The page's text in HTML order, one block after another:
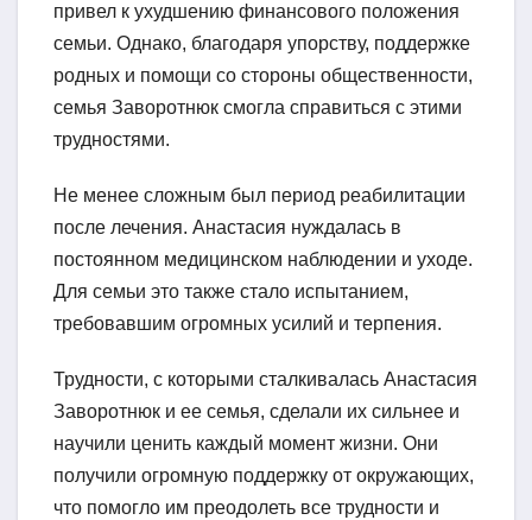
привел к ухудшению финансового положения
семьи. Однако, благодаря упорству, поддержке
родных и помощи со стороны общественности,
семья Заворотнюк смогла справиться с этими
трудностями.
Не менее сложным был период реабилитации
после лечения. Анастасия нуждалась в
постоянном медицинском наблюдении и уходе.
Для семьи это также стало испытанием,
требовавшим огромных усилий и терпения.
Трудности, с которыми сталкивалась Анастасия
Заворотнюк и ее семья, сделали их сильнее и
научили ценить каждый момент жизни. Они
получили огромную поддержку от окружающих,
что помогло им преодолеть все трудности и